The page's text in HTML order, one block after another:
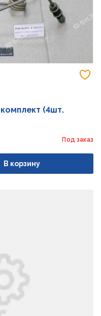
(4шт.
Под заказ
В корзину